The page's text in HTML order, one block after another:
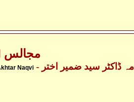
مجالس
Naqvi - علامہ ڈاکٹر سید ضمیر اختر